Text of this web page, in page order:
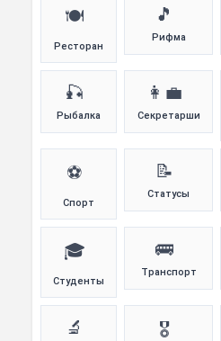
🍽️
Ресторан
🎵
Рифма
🎣
Рыбалка
👩‍💼
Секретарши
⚽
Спорт
📝
Статусы
🎓
Студенты
🚌
Транспорт
🔬 🎖️